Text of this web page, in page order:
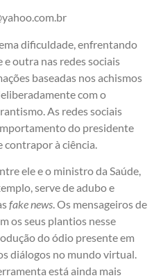
dificuldade, enfrentando
e outra nas redes sociais
baseadas nos achismos
com o
As redes sociais
do presidente
contrapor à ciência.
ele e o ministro da Saúde,
serve de adubo e
fake news. Os mensageiros de
os seus plantios nesse
do ódio presente em
diálogos no mundo virtual.
está ainda mais